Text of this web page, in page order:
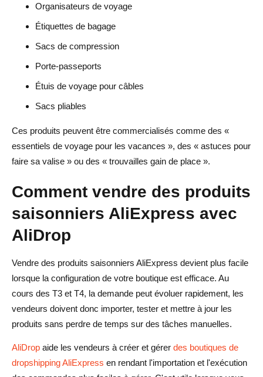
Organisateurs de voyage
Étiquettes de bagage
Sacs de compression
Porte-passeports
Étuis de voyage pour câbles
Sacs pliables
Ces produits peuvent être commercialisés comme des «
essentiels de voyage pour les vacances », des « astuces pour
faire sa valise » ou des « trouvailles gain de place ».
Comment vendre des produits
saisonniers AliExpress avec
AliDrop
Vendre des produits saisonniers AliExpress devient plus facile
lorsque la configuration de votre boutique est efficace. Au
cours des T3 et T4, la demande peut évoluer rapidement, les
vendeurs doivent donc importer, tester et mettre à jour les
produits sans perdre de temps sur des tâches manuelles.
AliDrop aide les vendeurs à créer et gérer des boutiques de
dropshipping AliExpress en rendant l'importation et l'exécution